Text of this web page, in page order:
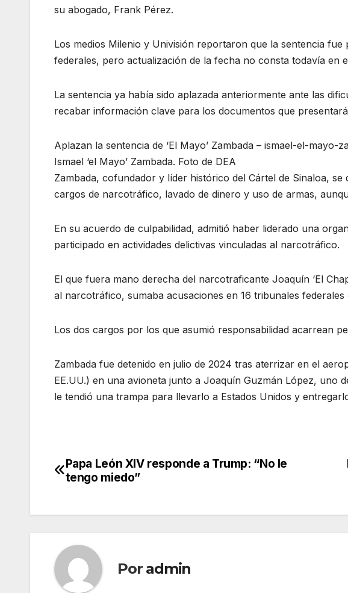
su abogado, Frank Pérez.
Los medios Milenio y Univisión reportaron que la sentencia fue
federales, pero actualización de la fecha no consta todavía en
La sentencia ya había sido aplazada anteriormente ante las
recabar información clave para los documentos que
Aplazan la sentencia de ‘El Mayo’ Zambada – ismael-el-mayo-
Ismael ‘el Mayo’ Zambada. Foto de DEA
Zambada, cofundador y líder histórico del Cártel de Sinaloa,
cargos de narcotráfico, lavado de dinero y uso de armas,
En su acuerdo de culpabilidad, admitió haber liderado una
participado en actividades delictivas vinculadas al narcotráfico.
El que fuera mano derecha del narcotraficante Joaquín ‘El
al narcotráfico, sumaba acusaciones en 16 tribunales federales
Los dos cargos por los que asumió responsabilidad acarrean
Zambada fue detenido en julio de 2024 tras aterrizar en el
EE.UU.) en una avioneta junto a Joaquín Guzmán López, uno
le tendió una trampa para llevarlo a Estados Unidos y
Navegación
entradas
Papa León XIV responde a Trump: “No le
tengo miedo”
Por admin